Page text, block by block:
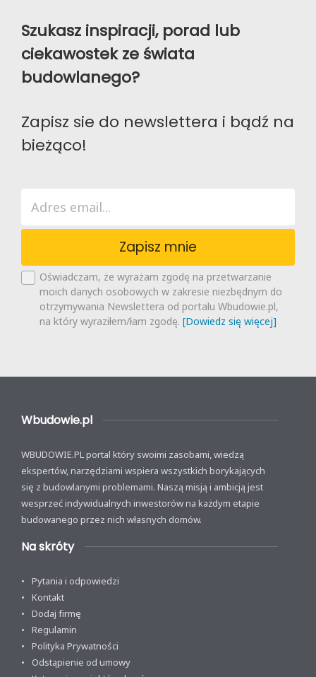
Szukasz inspiracji, porad lub
ciekawostek ze świata
budowlanego?
Zapisz sie do newslettera i bądź na
bieżąco!
Zapisz mnie
Oświadczam, że wyrażam zgodę na przetwarzanie
moich danych osobowych w zakresie niezbędnym do
otrzymywania Newslettera od portalu Wbudowie.pl,
na który wyraziłem/łam zgodę. [Dowiedz się więcej]
Wbudowie.pl
WBUDOWIE.PL portal który swoimi zasobami, wiedzą
ekspertów, narzędziami wspiera wszystkich borykających
się z budowlanymi problemami. Naszą misją i ambicją jest
wesprzeć indywidualnych inwestorów na każdym etapie
budowanego przez nich własnych domów.
Na skróty
Pytania i odpowiedzi
Kontakt
Dodaj firmę
Regulamin
Polityka Prywatności
Odstąpienie od umowy